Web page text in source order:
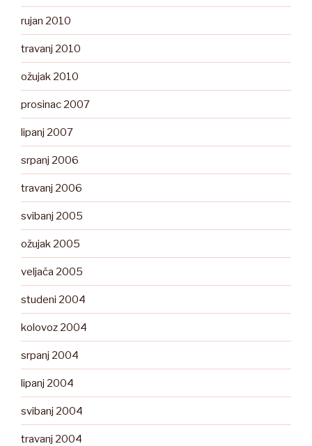
rujan 2010
travanj 2010
ožujak 2010
prosinac 2007
lipanj 2007
srpanj 2006
travanj 2006
svibanj 2005
ožujak 2005
veljača 2005
studeni 2004
kolovoz 2004
srpanj 2004
lipanj 2004
svibanj 2004
travanj 2004